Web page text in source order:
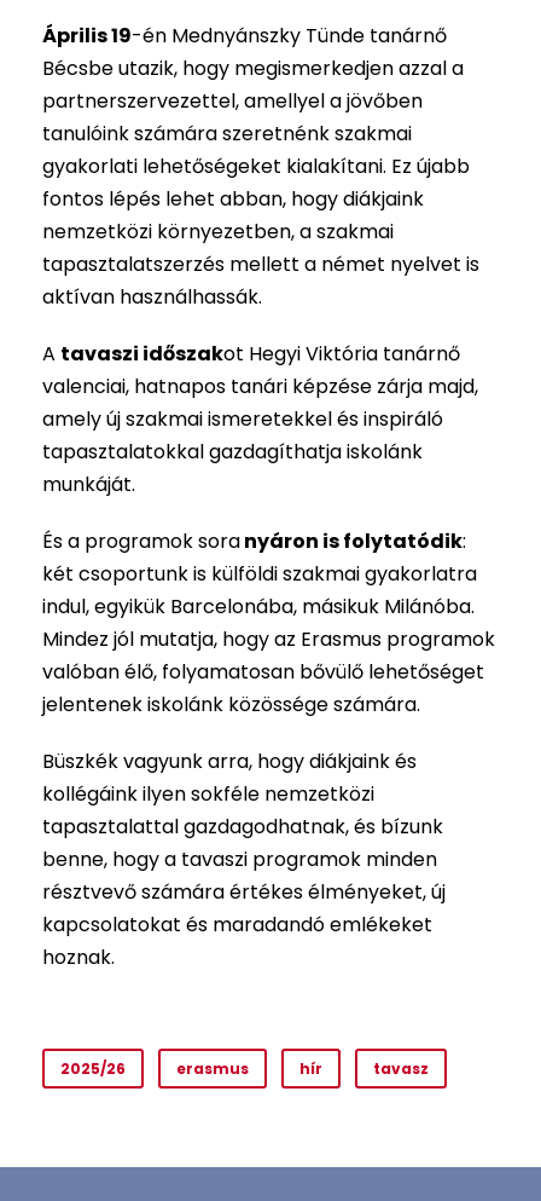
Április 19-én Mednyánszky Tünde tanárnő
Bécsbe utazik, hogy megismerkedjen azzal a
partnerszervezettel, amellyel a jövőben
tanulóink számára szeretnénk szakmai
gyakorlati lehetőségeket kialakítani. Ez újabb
fontos lépés lehet abban, hogy diákjaink
nemzetközi környezetben, a szakmai
tapasztalatszerzés mellett a német nyelvet is
aktívan használhassák.
A tavaszi időszakot Hegyi Viktória tanárnő
valenciai, hatnapos tanári képzése zárja majd,
amely új szakmai ismeretekkel és inspiráló
tapasztalatokkal gazdagíthatja iskolánk
munkáját.
És a programok soranyáron is folytatódik:
két csoportunk is külföldi szakmai gyakorlatra
indul, egyikük Barcelonába, másikuk Milánóba.
Mindez jól mutatja, hogy az Erasmus programok
valóban élő, folyamatosan bővülő lehetőséget
jelentenek iskolánk közössége számára.
Büszkék vagyunk arra, hogy diákjaink és
kollégáink ilyen sokféle nemzetközi
tapasztalattal gazdagodhatnak, és bízunk
benne, hogy a tavaszi programok minden
résztvevő számára értékes élményeket, új
kapcsolatokat és maradandó emlékeket
hoznak.
2025/26 erasmus hír tavasz